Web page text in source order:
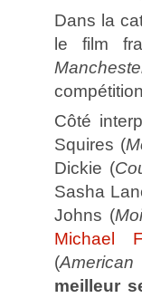
Dans la
le film
Côté
Squires (
Dickie (
Sasha
Johns (
Michael
(American
meilleur